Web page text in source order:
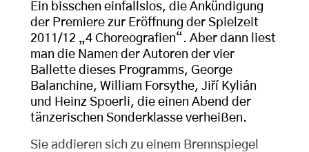
Ein bisschen einfallslos, die Ankündigung
der Premiere zur Eröffnung der Spielzeit
2011/12 „4 Choreografien“. Aber dann liest
man die Namen der Autoren der vier
Ballette dieses Programms, George
Balanchine, William Forsythe, Jiří Kylián
und Heinz Spoerli, die einen Abend der
tänzerischen Sonderklasse verheißen.
Sie addieren sich zu einem Brennspiegel